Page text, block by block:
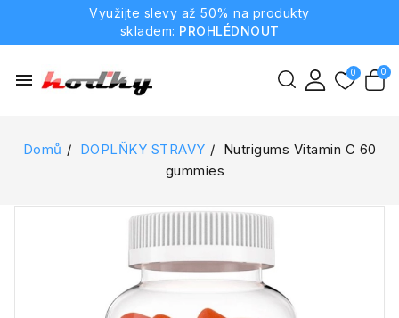
Využijte slevy až 50% na produkty
skladem: PROHLÉDNOUT
menu
Domů DOPLŇKY STRAVY
Nutrigums Vitamin C 60
gummies